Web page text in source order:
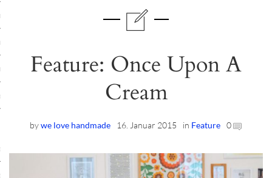
Workshops
Location
Workshops
Feature: Once Upon A
Cream
bywe love handmade 16. Januar 2015 in Feature 0